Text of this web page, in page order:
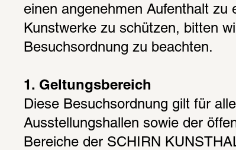
einen angenehmen Aufenthalt zu
Kunstwerke zu schützen, bitten
Besuchsordnung zu beachten.
1. Geltungsbereich
Diese Besuchsordnung gilt für
Ausstellungshallen sowie der
Bereiche der SCHIRN